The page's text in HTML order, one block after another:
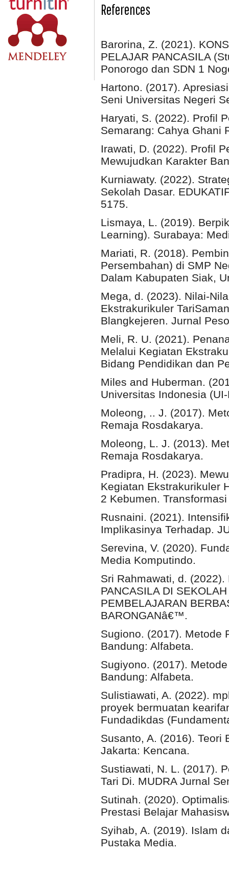
References
Barorina, Z. (2021).
PELAJAR PANCASILA
Ponorogo dan SDN 1
Hartono. (2017).
Seni Universitas Negeri
Haryati, S. (2022). Profil
Semarang: Cahya Ghani
Irawati, D. (2022). Profil
Mewujudkan Karakter
Kurniawaty. (2022).
Sekolah Dasar.
5175.
Lismaya, L. (2019).
Learning). Surabaya:
Mariati, R. (2018).
Persembahan) di SMP
Dalam Kabupaten Siak,
Mega, d. (2023). Nilai-
Ekstrakurikuler
Blangkejeren. Jurnal
Meli, R. U. (2021).
Melalui Kegiatan
Bidang Pendidikan dan
Miles and Huberman.
Universitas Indonesia
Moleong, .. J. (2017).
Remaja Rosdakarya.
Moleong, L. J. (2013).
Remaja Rosdakarya.
Pradipra, H. (2023).
Kegiatan Ekstrakurikuler
2 Kebumen.
Rusnaini. (2021).
Implikasinya Terhadap.
Serevina, V. (2020).
Media Komputindo.
Sri Rahmawati, d. (2022).
PANCASILA DI
PEMBELAJARAN
BARONGANâ€™.
Sugiono. (2017). Metode
Bandung: Alfabeta.
Sugiyono. (2017).
Bandung: Alfabeta.
Sulistiawati, A. (2022).
proyek bermuatan
Fundadikdas
Susanto, A. (2016). Teori
Jakarta: Kencana.
Sustiawati, N. L. (2017).
Tari Di. MUDRA Jurnal
Sutinah. (2020).
Prestasi Belajar
Syihab, A. (2019). Islam
Pustaka Media.